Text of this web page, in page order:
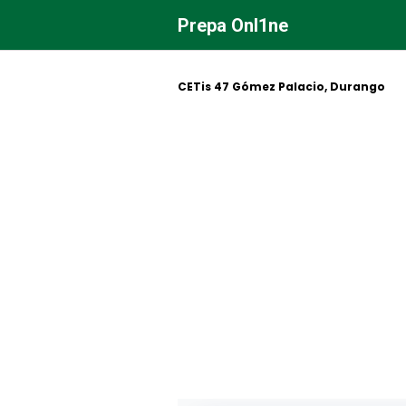
contenido
Prepa Onl1ne
CETis 47 Gómez Palacio, Durango